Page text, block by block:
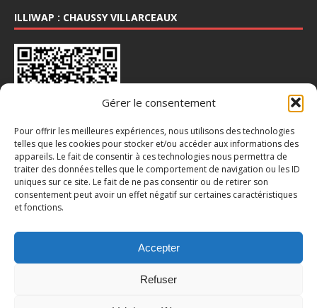
Gérer le consentement
Pour offrir les meilleures expériences, nous utilisons des technologies
telles que les cookies pour stocker et/ou accéder aux informations des
appareils. Le fait de consentir à ces technologies nous permettra de
traiter des données telles que le comportement de navigation ou les ID
uniques sur ce site. Le fait de ne pas consentir ou de retirer son
consentement peut avoir un effet négatif sur certaines caractéristiques
et fonctions.
Accepter
Refuser
ILLIWAP : CHAUSSY VILLARCEAUX
INSTA : @CHAUSSY_VILLARCEAUX